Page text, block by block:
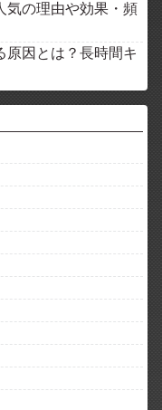
気の理由や効果・頻
原因とは？長時間キ